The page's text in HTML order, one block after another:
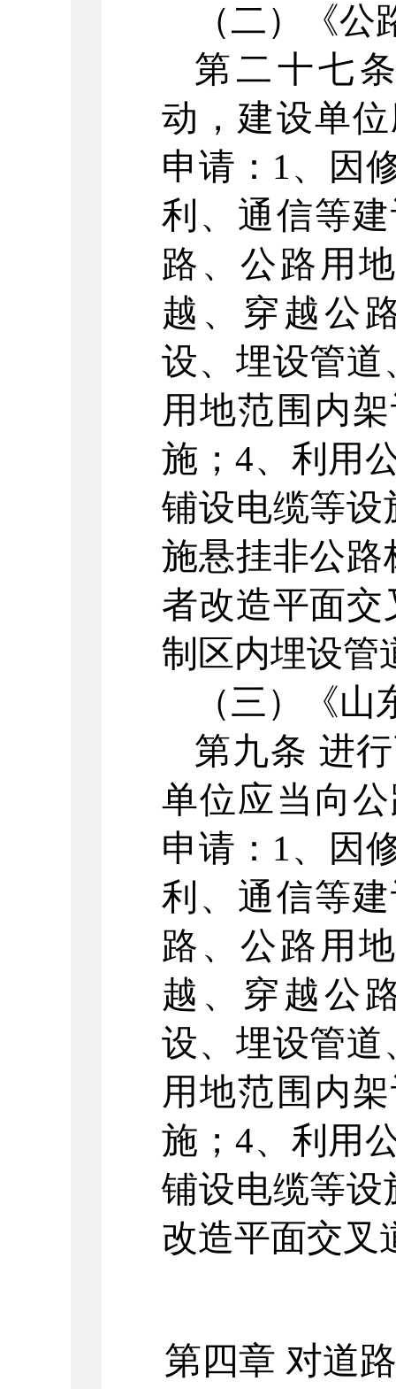
（二）《
第二十七
动，建设单
申请： 1、因
利、通信等
路、公路用
越、穿越公
设、埋设管
用地范围内
施； 4、利用
铺设电缆等设
施悬挂非公路
者改造平面交
制区内埋设管
（三）《
第九条 进
单位应当向
申请： 1、因
利、通信等
路、公路用
越、穿越公
设、埋设管
用地范围内
施； 4、利用
铺设电缆等设
改造平面交叉
第四章 对道